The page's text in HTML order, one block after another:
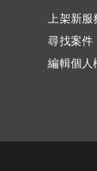
上架新服
尋找案件
編輯個人